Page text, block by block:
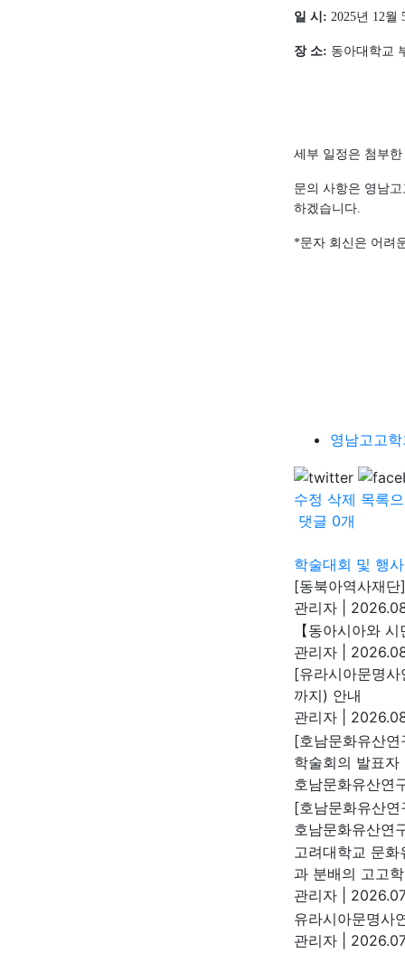
일 시 : 2025년 12월
장 소: 동아대학교
세부 일정은 첨부
문의 사항은 영남
하겠습니다.
*문자 회신은 어려
영남고고
수정 삭제 목록
댓글 0개
학술대회 및 행사
[동북아역사재
관리자
【동아시아와
관리자
[유라시아문명
까지) 안내
관리자
[호남문화유산
학술회의 발표자
호남문화유산연
[호남문화유산
호남문화유산연
고려대학교 문
과 분배의 고고
관리자
유라시아문명사
관리자